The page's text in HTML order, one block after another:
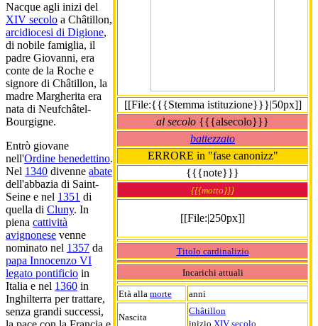
[[File:{{{Stemma istituzione}}}|50px]]
al secolo {{{alsecolo}}}
battezzato
ERRORE in "fase canonizz"
{{{note}}}
{{{motto}}}
[[File:|250px]]
Titolo cardinalizio
Incarichi attuali
Età alla morte anni
Nascita
Châtillon
inizio XIV secolo
Nacque agli inizi del
XIV secolo a Châtillon,
arcidiocesi di Digione,
di nobile famiglia, il
padre Giovanni, era
conte de la Roche e
signore di Châtillon, la
madre Margherita era
nata di Neufchâtel-
Bourgigne.
Entrò giovane
nell'Ordine benedettino.
Nel 1340 divenne abate
dell'abbazia di Saint-
Seine e nel 1351 di
quella di Cluny. In
piena cattività
avignonese venne
nominato nel 1357 da
papa Innocenzo VI
legato pontificio in
Italia e nel 1360 in
Inghilterra per trattare,
senza grandi successi,